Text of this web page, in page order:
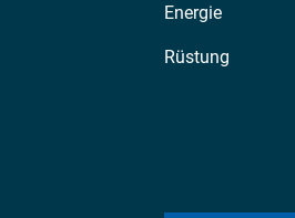
Energie
Rüstung